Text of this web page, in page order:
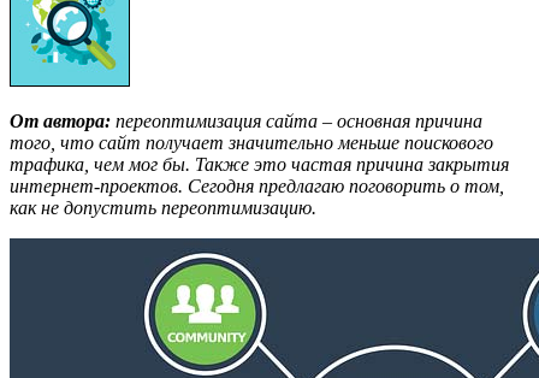
От автора: переоптимизация сайта – основная причина
того, что сайт получает значительно меньше поискового
трафика, чем мог бы. Также это частая причина закрытия
интернет-проектов. Сегодня предлагаю поговорить о том,
как не допустить переоптимизацию.